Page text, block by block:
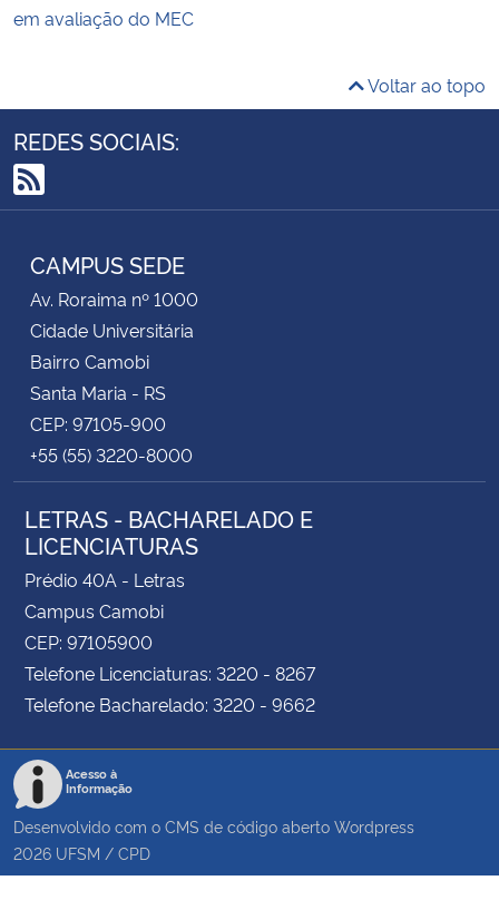
em avaliação do MEC
Voltar ao topo
REDES SOCIAIS:
RSS
CAMPUS SEDE
Av. Roraima nº 1000
Cidade Universitária
Bairro Camobi
Santa Maria - RS
CEP: 97105-900
+55 (55) 3220-8000
LETRAS - BACHARELADO E
LICENCIATURAS
Prédio 40A - Letras
Campus Camobi
CEP: 97105900
Telefone Licenciaturas: 3220 - 8267
Telefone Bacharelado: 3220 - 9662
Acesso à
Informação
Desenvolvido com o CMS de código aberto Wordpress
2026 UFSM / CPD